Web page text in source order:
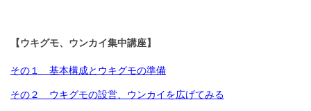
【ウキグモ、ウンカイ集中講座】
その１ 基本構成とウキグモの準備
その２ ウキグモの設営、ウンカイを広げてみる